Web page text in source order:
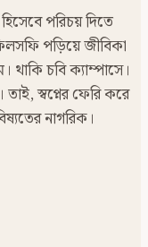
পরিচয় দিতে
ফিলসফি পড়িয়ে জীবিকা
থাকি চবি ক্যাম্পাসে।
স্বপ্নের ফেরি করে
নাগরিক।